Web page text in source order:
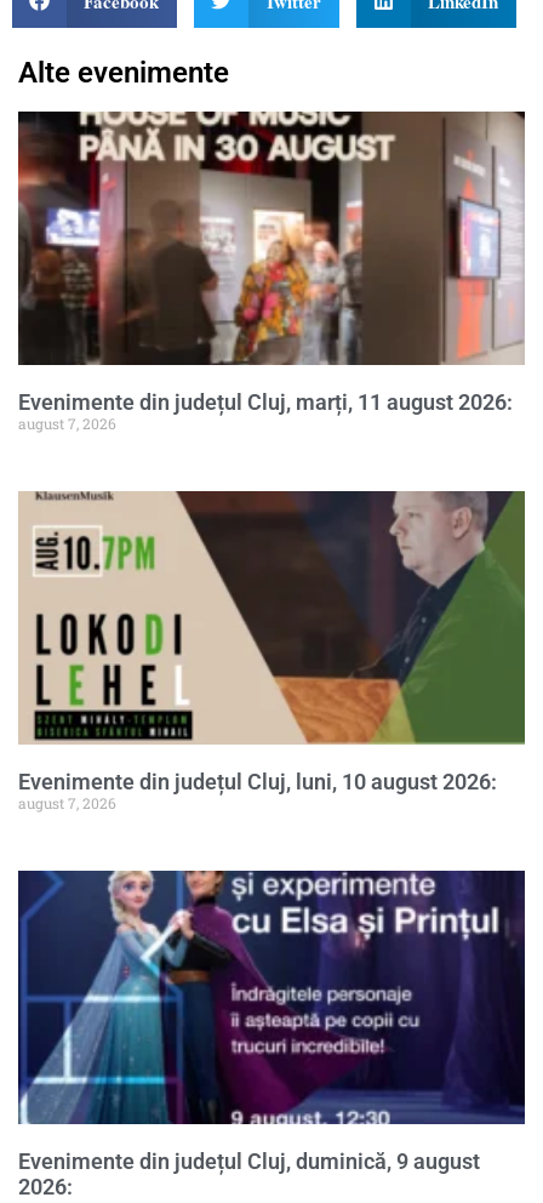
Alte evenimente
Evenimente din județul Cluj, marți, 11 august 2026:
august 7, 2026
Evenimente din județul Cluj, luni, 10 august 2026:
august 7, 2026
Evenimente din județul Cluj, duminică, 9 august
2026: